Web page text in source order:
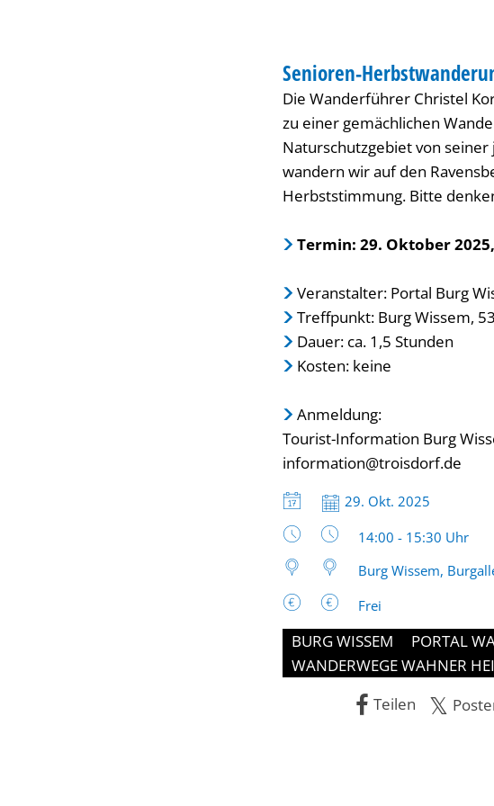
KATEGORIE: WANDERUNG
Senioren-
Die Wanderführer Christel
zu einer gemächlichen
Naturschutzgebiet von seiner
wandern wir auf den
Herbststimmung. Bitte
Termin: 29. Oktober
Veranstalter: Portal Burg
Treffpunkt: Burg Wissem,
Dauer: ca. 1,5 Stunden
Kosten: keine
Anmeldung:
Tourist-Information Burg
information@troisdorf.de
Datum:
29. Okt. 2025
Uhrzeit:
14:00 - 15:30 Uhr
Burg Wissem,
Frei
BURG WISSEM PORTAL
WANDERWEGE WAHNER
Teilen